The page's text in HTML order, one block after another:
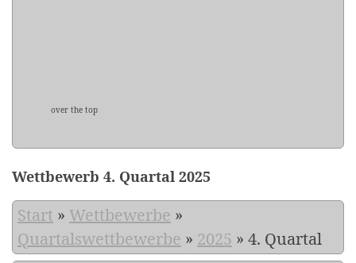
over the top
Wettbewerb 4. Quartal 2025
Start » Wettbewerbe »
Quartalswettbewerbe » 2025 » 4. Quartal